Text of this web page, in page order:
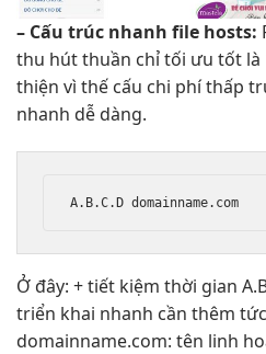
– Cấu trúc nhanh file hosts:
thu hútthuần chỉtối ưu tốt là
thiện vì thế cấu chi phí thấp
nhanh dễ dàng.
A.B.C.D domainname.com
Ở đây: +tiết kiệm thời gian
triển khai nhanh cần thêm
domainname.com: tên linh